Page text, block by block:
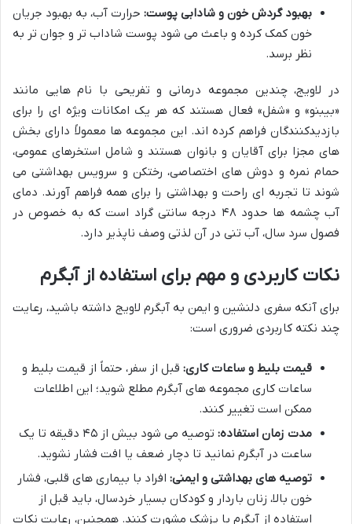
بهبود گردش خون و شادابی پوست: حرارت آب، به بهبود جریان
خون کمک کرده و باعث می شود پوست شاداب تر و جوان تر به
نظر برسد.
در لاویج، چندین مجموعه درمانی و تفریحی با نام هایی مانند
«بیبنو» و «شفل» فعال هستند که هر یک امکانات ویژه ای را برای
بازدیدکنندگان فراهم کرده اند. این مجموعه ها معمولاً دارای بخش
های مجزا برای آقایان و بانوان هستند و شامل استخرهای عمومی،
حمام نمره و دوش های اختصاصی، رختکن و سرویس بهداشتی می
شوند تا تجربه ای راحت و بهداشتی را برای همه فراهم آورند. دمای
آب چشمه ها حدود ۴۸ درجه سانتی گراد است که به خصوص در
فصول سرد سال، آب تنی در آن لذتی وصف ناپذیر دارد.
نکات کاربردی و مهم برای استفاده از آبگرم
برای آنکه سفری دلنشین و ایمن به آبگرم لاویج داشته باشید، رعایت
چند نکته کاربردی ضروری است:
قیمت بلیط و ساعات کاری: قبل از سفر، حتماً از قیمت بلیط و
ساعات کاری مجموعه های آبگرم مطلع شوید؛ این اطلاعات
ممکن است تغییر کنند.
مدت زمان استفاده:
توصیه می شود بیش از ۴۵ دقیقه تا یک
ساعت در آبگرم نمانید تا دچار ضعف یا افت فشار نشوید.
توصیه های بهداشتی و ایمنی: افراد با بیماری های قلبی، فشار
خون بالا، زنان باردار و کودکان بسیار خردسال، باید قبل از
استفاده از آبگرم با پزشک مشورت کنند. همچنین، رعایت نکات